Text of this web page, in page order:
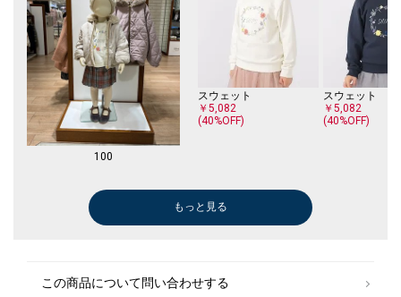
100
スウェット
￥5,082
(40%OFF)
スウェット
￥5,082
(40%OFF)
スウェット
ニット/セーター
ニット/セーター
スウェット
￥4,488
ブラウス
ブラウス
ブラウス
もっと見る
この商品について問い合わせする